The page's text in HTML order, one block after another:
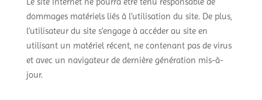
dommages matériels liés à l’utilisation du site. De plus,
l’utilisateur du site s’engage à accéder au site en
utilisant un matériel récent, ne contenant pas de virus
et avec un navigateur de dernière génération mis-à-
jour.